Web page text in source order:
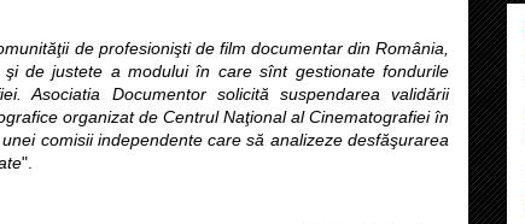
de profesionişti de film documentar din România,
de justete a modului în care sînt gestionate fondurile
Asociatia Documentor solicită suspendarea validării
organizat de Centrul Naţional al Cinematografiei în
comisii independente care să analizeze desfăşurarea
".